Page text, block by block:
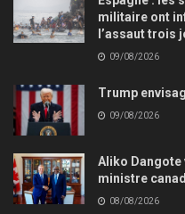
militaire ont
l’assaut trois
09/08/2026
Trump
09/08/2026
Aliko Dangote
ministre
08/08/2026